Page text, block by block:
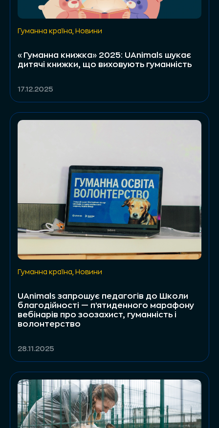
Гуманна країна Новини
«Гуманна книжка» 2025: UAnimals шукає
дитячі книжки, що виховують гуманність
17.12.2025
Гуманна країна Новини
UAnimals запрошує педагогів до Школи
благодійності — п’ятиденного марафону
вебінарів про зоозахист, гуманність і
волонтерство
28.11.2025